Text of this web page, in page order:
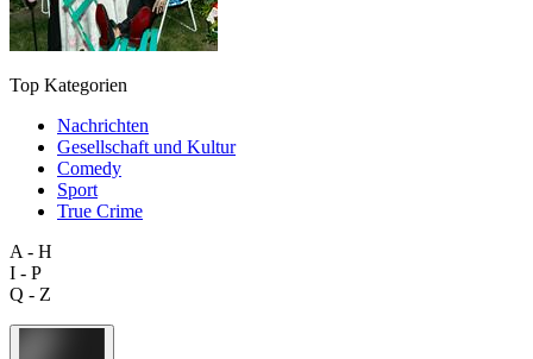
Top Kategorien
Nachrichten
Gesellschaft und Kultur
Comedy
Sport
True Crime
A - H
I - P
Q - Z